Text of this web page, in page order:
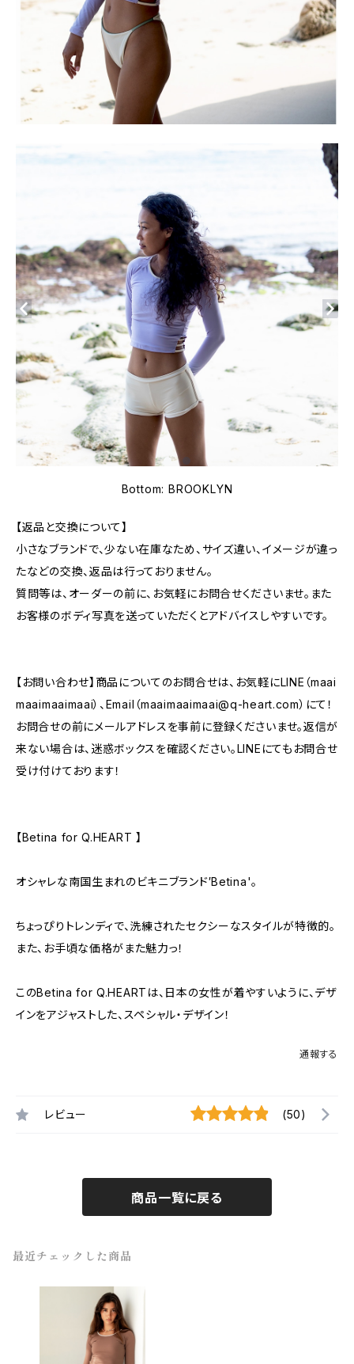
Bottom: BROOKLYN
【返品と交換について】
小さなブランドで、少ない在庫なため、サイズ違い、イメージが違っ
たなどの交換、返品は行っておりません。
質問等は、オーダーの前に、お気軽にお問合せくださいませ。また
お客様のボディ写真を送っていただくとアドバイスしやすいです。
【お問い合わせ】商品についてのお問合せは、お気軽にLINE（maai
maaimaaimaai）、Email（maaimaaimaai@q-heart.com）にて！
お問合せの前にメールアドレスを事前に登録くださいませ。返信が
来ない場合は、迷惑ボックスを確認ください。LINEにてもお問合せ
受け付けております！
【Betina for Q.HEART 】
オシャレな南国生まれのビキニブランド′Betina'。
ちょっぴりトレンディで、洗練されたセクシーなスタイルが特徴的。
また、お手頃な価格がまた魅力っ！
このBetina for Q.HEARTは、日本の女性が着やすいように、デザ
インをアジャストした、スペシャル・デザイン！
通報する
レビュー (50)
商品一覧に戻る
最近チェックした商品